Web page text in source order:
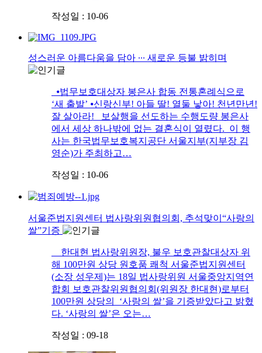
작성일 : 10-06
성스러운 아름다움을 담아 ∙∙∙ 새로운 등불 밝히며
⦁법무보호대상자 봉은사 합동 전통혼례식으로
‘새 출발’ ⦁신랑신부! 아들 딸! 열둘 낳아! 천년만년!
잘 살아라! 보살행을 선도하는 수행도량 봉은사
에서 세상 하나밖에 없는 결혼식이 열렸다. 이 행
사는 한국법무보호복지공단 서울지부(지부장 김
영순)가 주최하고…
작성일 : 10-06
서울준법지원센터 법사랑위원협의회, 추석맞이“사랑의
쌀”기증
한대현 법사랑위원장, 불우 보호관찰대상자 위
해 100만원 상당 원호품 쾌척 서울준법지원센터
(소장 성우제)는 18일 법사랑위원 서울중앙지역연
합회 보호관찰위원협의회(위원장 한대현)로부터
100만원 상당의 ‘사랑의 쌀’을 기증받았다고 밝혔
다. ‘사랑의 쌀’은 오는…
작성일 : 09-18